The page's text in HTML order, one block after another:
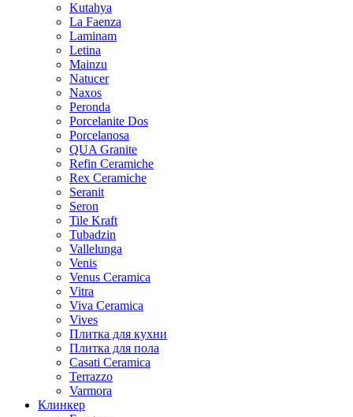
Kutahya
La Faenza
Laminam
Letina
Mainzu
Natucer
Naxos
Peronda
Porcelanite Dos
Porcelanosa
QUA Granite
Refin Ceramiche
Rex Ceramiche
Seranit
Seron
Tile Kraft
Tubadzin
Vallelunga
Venis
Venus Ceramica
Vitra
Viva Ceramica
Vives
Плитка для кухни
Плитка для пола
Casati Ceramica
Terrazzo
Varmora
Клинкер